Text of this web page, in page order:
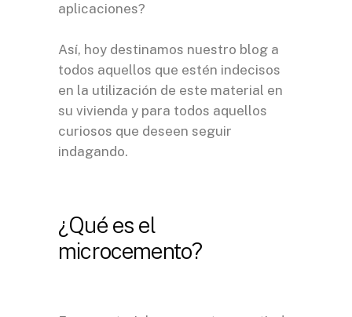
aplicaciones?
Así, hoy destinamos nuestro blog a
todos aquellos que estén indecisos
en la utilización de este material en
su vivienda y para todos aquellos
curiosos que deseen seguir
indagando.
¿Qué es el
microcemento?